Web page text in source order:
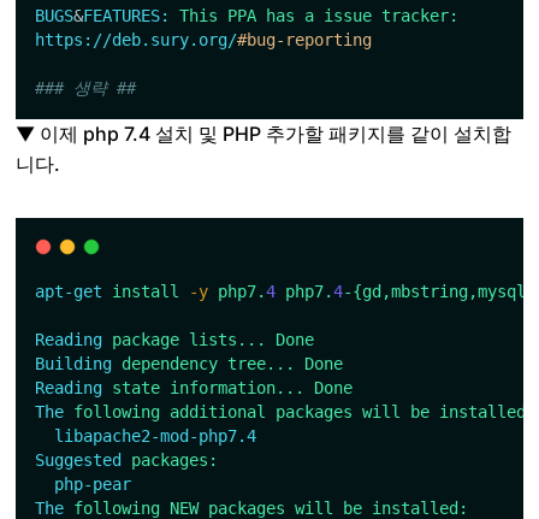
BUGS&FEATURES: This PPA has a issue tracker:
https://deb.sury.org/#bug-reporting
### 생략 ##
▼ 이제 php 7.4 설치 및 PHP 추가할 패키지를 같이 설치합
니다.
apt-get install -y php7.4 php7.4-
Reading package lists...
Done
Building dependency tree...
Done
Reading state information...
Done
The following additional packages will be installed:
libapache2-mod-php7.4
Suggested packages:
php-pear
The following NEW packages will be installed: